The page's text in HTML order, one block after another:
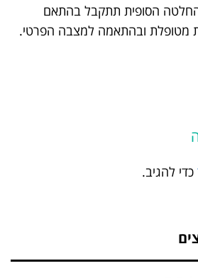
הסופית תתקבל בהתאם
מטופלת ובהתאמה למצבה הפרטי.
כדי להגיב.